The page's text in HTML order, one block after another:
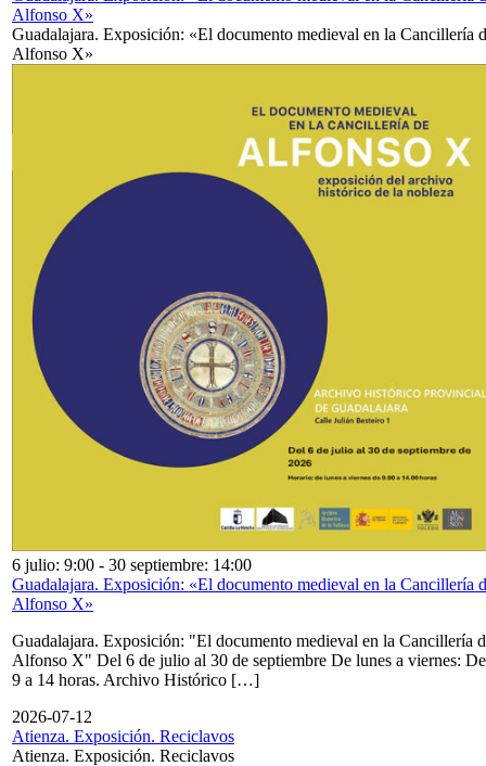
Alfonso X»
Guadalajara. Exposición: «El documento medieval en la Cancillería
Alfonso X»
6 julio: 9:00 - 30 septiembre: 14:00
Guadalajara. Exposición: «El documento medieval en la Cancillería
Alfonso X»
Guadalajara. Exposición: "El documento medieval en la Cancillería
Alfonso X" Del 6 de julio al 30 de septiembre De lunes a viernes: De
9 a 14 horas. Archivo Histórico […]
2026-07-12
Atienza. Exposición. Reciclavos
Atienza. Exposición. Reciclavos